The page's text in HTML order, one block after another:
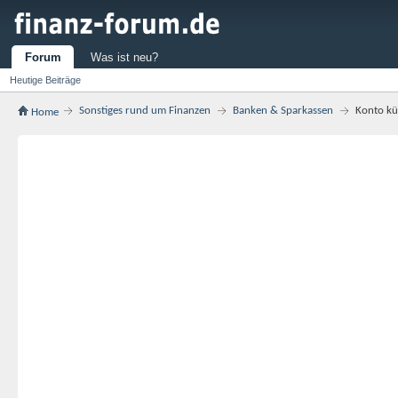
Forum
Heutige Beiträge
Was ist neu?
Home Sonstiges rund um Finanzen Banken & Sparkassen Konto